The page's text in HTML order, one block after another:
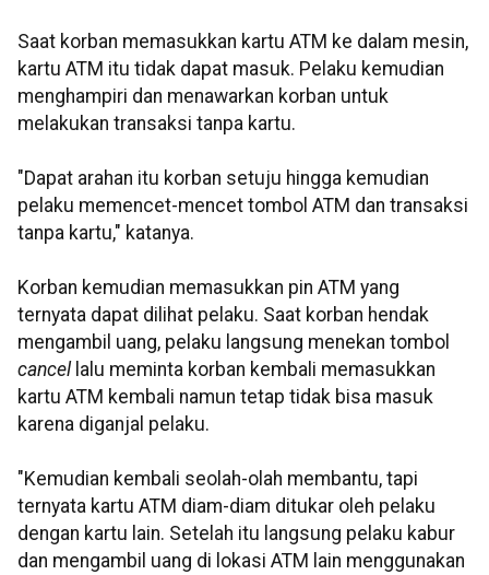
Saat korban memasukkan kartu ATM ke dalam mesin,
kartu ATM itu tidak dapat masuk. Pelaku kemudian
menghampiri dan menawarkan korban untuk
melakukan transaksi tanpa kartu.
"Dapat arahan itu korban setuju hingga kemudian
pelaku memencet-mencet tombol ATM dan transaksi
tanpa kartu," katanya.
Korban kemudian memasukkan pin ATM yang
ternyata dapat dilihat pelaku. Saat korban hendak
mengambil uang, pelaku langsung menekan tombol
cancel lalu meminta korban kembali memasukkan
kartu ATM kembali namun tetap tidak bisa masuk
karena diganjal pelaku.
"Kemudian kembali seolah-olah membantu, tapi
ternyata kartu ATM diam-diam ditukar oleh pelaku
dengan kartu lain. Setelah itu langsung pelaku kabur
dan mengambil uang di lokasi ATM lain menggunakan